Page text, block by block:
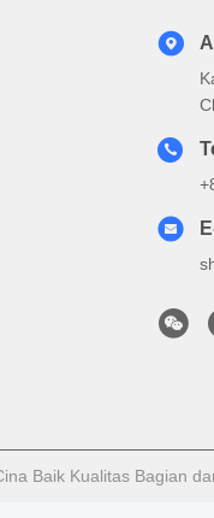
Baik Kualitas Bagian